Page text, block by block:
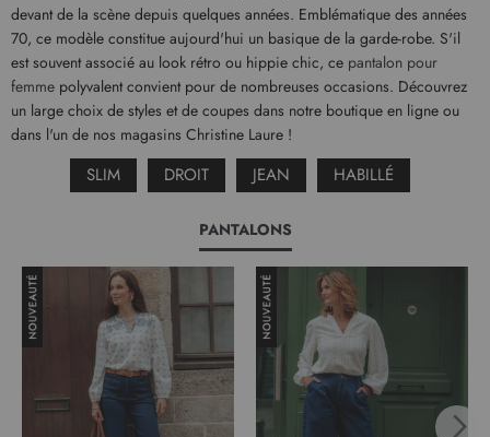
devant de la scène depuis quelques années. Emblématique des années
70, ce modèle constitue aujourd'hui un basique de la garde-robe. S'il
est souvent associé au look rétro ou hippie chic, ce pantalon pour
femme polyvalent convient pour de nombreuses occasions. Découvrez
un large choix de styles et de coupes dans notre boutique en ligne ou
dans l'un de nos magasins Christine Laure !
SLIM DROIT JEAN HABILLÉ
PANTALONS